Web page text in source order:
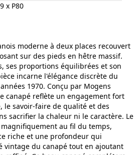
x P80
moderne à deux places recouvert
sur des pieds en hêtre massif.
ses proportions équilibrées et son
incarne l'élégance discrète du
1970. Conçu par Mogens
canapé reflète un engagement fort
le savoir-faire de qualité et des
sacrifier la chaleur ni le caractère. Le
au fil du temps,
riche et une profondeur qui
vintage du canapé tout en ajoutant